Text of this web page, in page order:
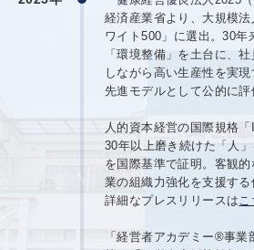
経済産業省より、大規模
ワイト500」に選出。30年
「環境整備」を土台に、
しながら高い生産性を実
先進モデルとして公的に評
人的資本経営の国際規格
30年以上磨き続けた「人
を国際基準で証明。客観
業の組織力強化を支援する
詳細なプレスリリースはこ
「経営者アカデミー®事